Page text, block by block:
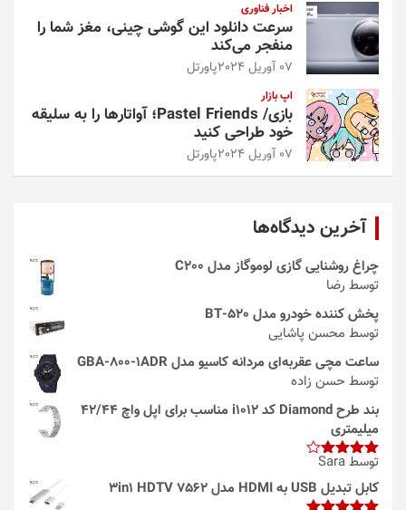
اخبار فناوری
سرعت دانلود این گوشی چینی، مغز شما را
منفجر می‌کند
07 آوریل 2024 پاورتل
اپ بازار
بازی/ Pastel Friends؛ آواتارها را به سلیقه
خود طراحی کنید
07 آوریل 2024 پاورتل
آخرین دیدگاه‌ها
چراغ روشنایی گازی لوموگاز مدل C200
توسط رضا
پخش کننده خودرو مدل 520-BT
توسط محسن پاشایی
ساعت مچی عقربه‌ای مردانه کاسیو مدل GBA-800-1ADR
توسط حسن زاده
بند طرح Diamond کد i1012 مناسب برای اپل واچ 42/44
میلیمتری
امتیاز4
از 5
توسط Sara
کابل تبدیل USB به HDMI مدل 3in1 HDTV 7562